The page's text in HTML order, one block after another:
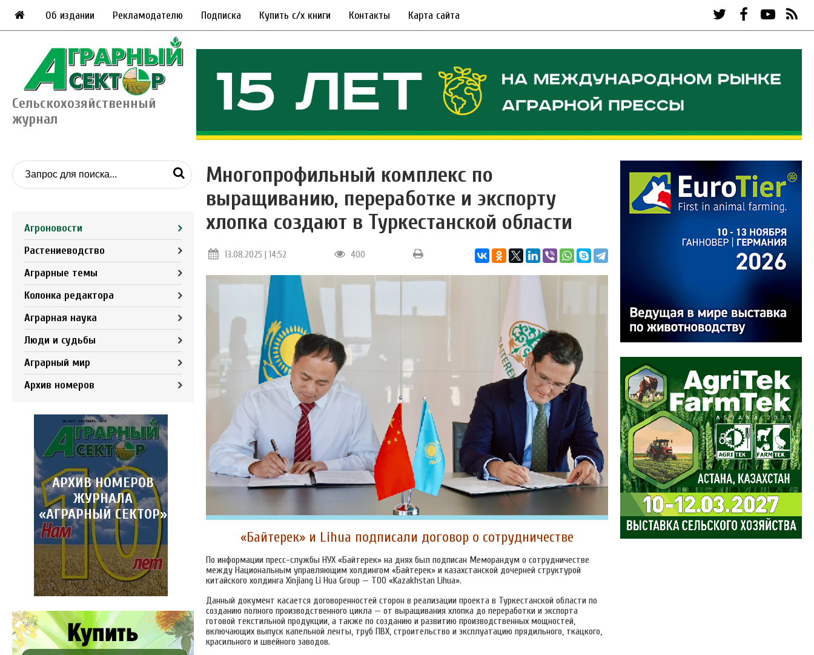
Об издании Рекламодателю Подписка Купить с/х книги Контакты Карта сайта
Сельскохозяйственный
журнал
Агроновости
Растениеводство
Аграрные темы
Колонка редактора
Аграрная наука
Люди и судьбы
Аграрный мир
Архив номеров
АРХИВ НОМЕРОВ
ЖУРНАЛА
«АГРАРНЫЙ СЕКТОР»
Многопрофильный комплекс по
выращиванию, переработке и экспорту
хлопка создают в Туркестанской области
13.08.2025 | 14:52 400
«Байтерек» и Lihua подписали договор о сотрудничестве
По информации пресс-службы НУХ «Байтерек» на днях был подписан Меморандум о сотрудничестве
между Национальным управляющим холдингом «Байтерек» и казахстанской дочерней структурой
китайского холдинга Xinjiang Li Hua Group — ТОО «Kazakhstan Lihua».
Данный документ касается договоренностей сторон в реализации проекта в Туркестанской области по
созданию полного производственного цикла — от выращивания хлопка до переработки и экспорта
готовой текстильной продукции, а также по созданию и развитию производственных мощностей,
включающих выпуск капельной ленты, труб ПВХ, строительство и эксплуатацию прядильного, ткацкого,
красильного и швейного заводов.